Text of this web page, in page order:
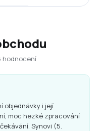
hodnocení
objednávky i její
moc hezké zpracování
Synovi (5.